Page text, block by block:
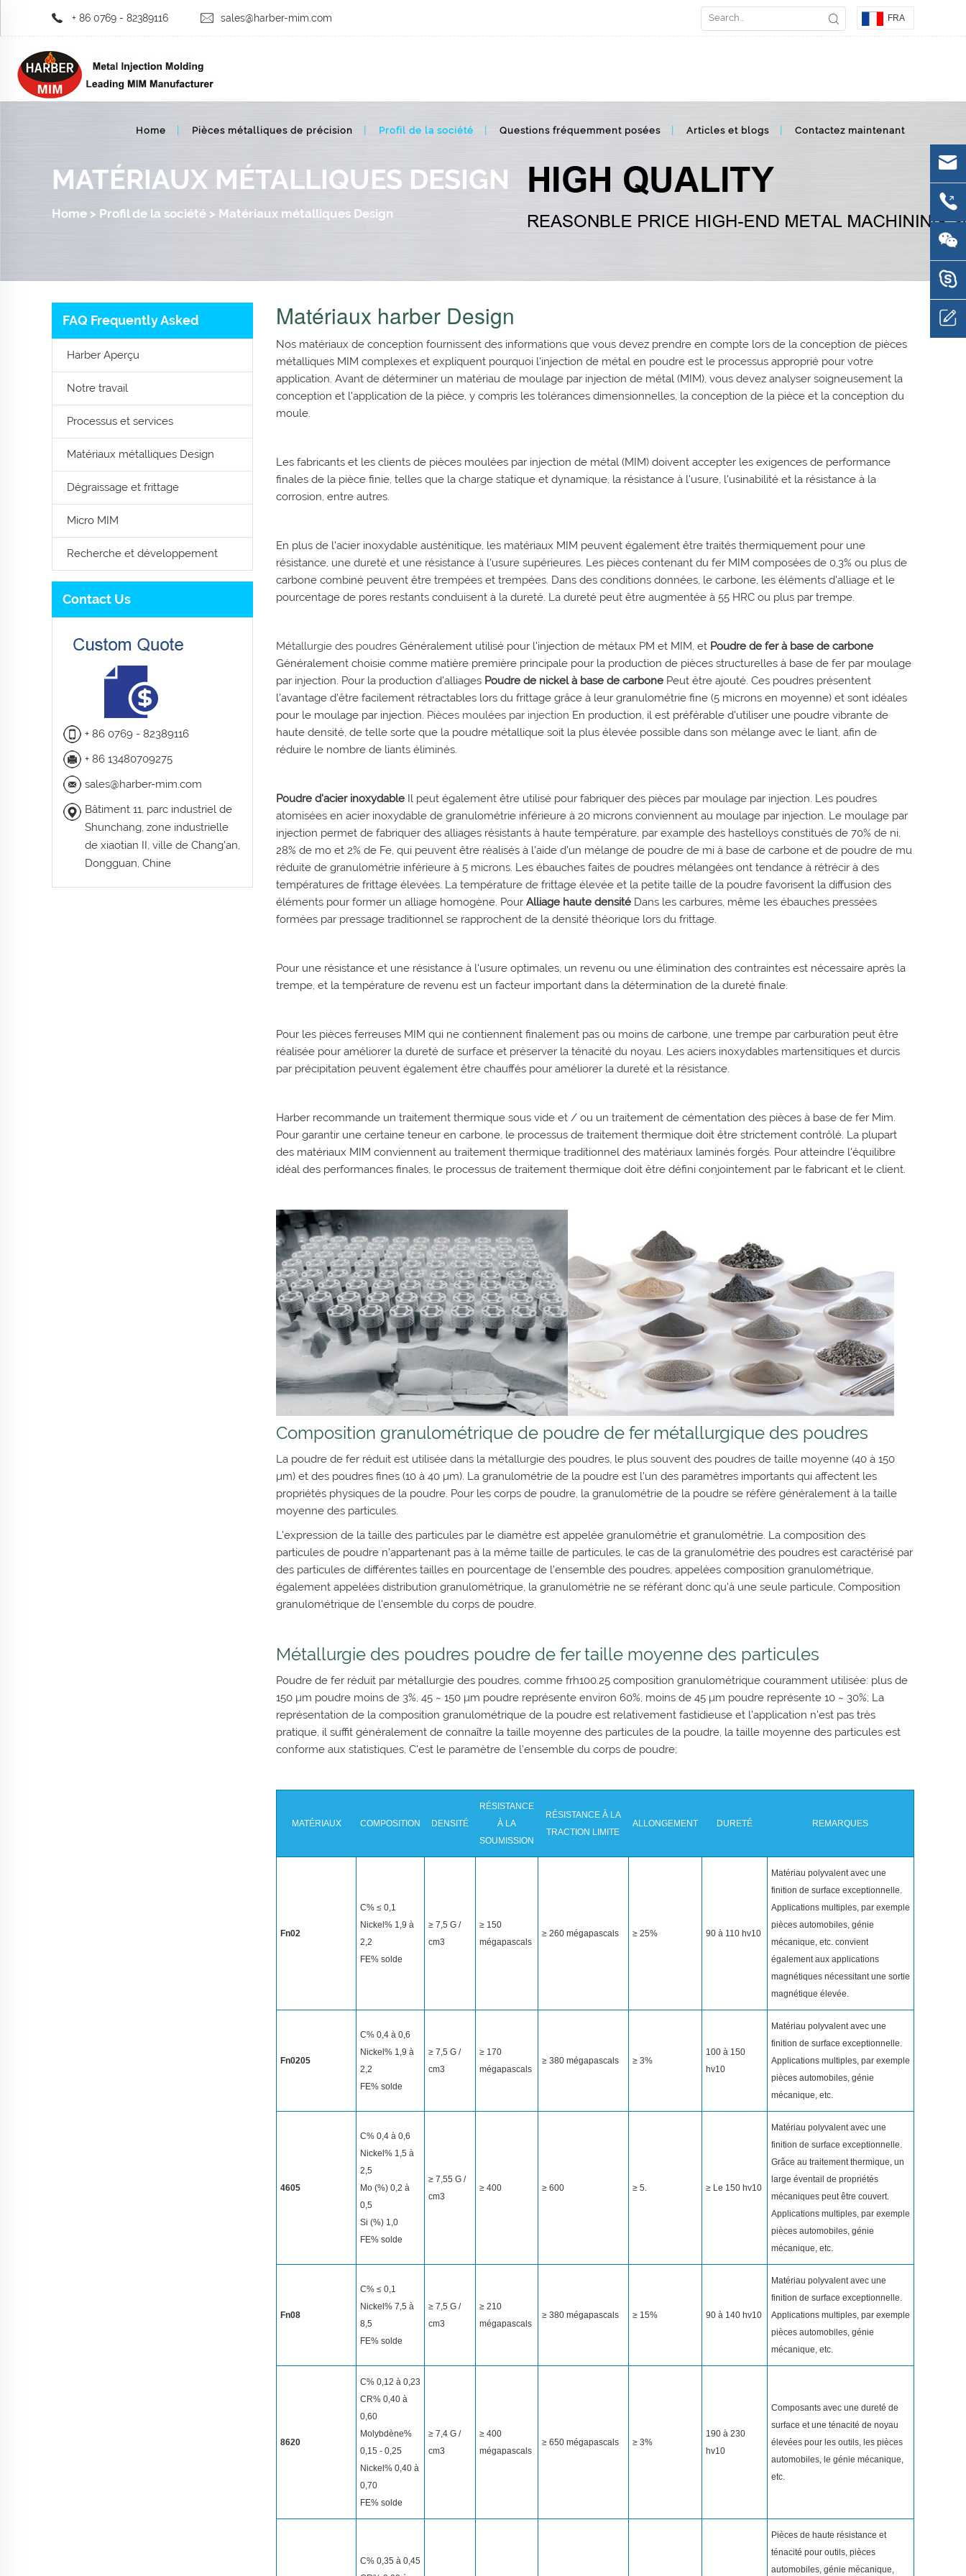
+ 86 0769 - 82389116 sales@harber-mim.com FRA
Home Pièces métalliques de précision Profil de la société Questions fréquemment posées Articles et blogs Contactez maintenant
MATÉRIAUX MÉTALLIQUES DESIGN
Home > Profil de la société > Matériaux métalliques Design
FAQ Frequently Asked
Harber Aperçu
Notre travail
Processus et services
Matériaux métalliques Design
Dégraissage et frittage
Micro MIM
Recherche et développement
Contact Us
+ 86 0769 - 82389116
+ 86 13480709275
sales@harber-mim.com
Bâtiment 11, parc industriel de
Shunchang, zone industrielle
de xiaotian II, ville de Chang'an,
Dongguan, Chine
Matériaux harber Design
Nos matériaux de conception fournissent des informations que vous devez prendre en compte lors de la conception de pièces
métalliques MIM complexes et expliquent pourquoi l'injection de métal en poudre est le processus approprié pour votre
application. Avant de déterminer un matériau de moulage par injection de métal (MIM), vous devez analyser soigneusement la
conception et l'application de la pièce, y compris les tolérances dimensionnelles, la conception de la pièce et la conception du
moule.
Les fabricants et les clients de pièces moulées par injection de métal (MIM) doivent accepter les exigences de performance
finales de la pièce finie, telles que la charge statique et dynamique, la résistance à l'usure, l'usinabilité et la résistance à la
corrosion, entre autres.
En plus de l'acier inoxydable austénitique, les matériaux MIM peuvent également être traités thermiquement pour une
résistance, une dureté et une résistance à l'usure supérieures. Les pièces contenant du fer MIM composées de 0,3% ou plus de
carbone combiné peuvent être trempées et trempées. Dans des conditions données, le carbone, les éléments d'alliage et le
pourcentage de pores restants conduisent à la dureté. La dureté peut être augmentée à 55 HRC ou plus par trempe.
Métallurgie des poudres Généralement utilisé pour l'injection de métaux PM et MIM, et Poudre de fer à base de carbone
Généralement choisie comme matière première principale pour la production de pièces structurelles à base de fer par moulage
par injection. Pour la production d'alliages Poudre de nickel à base de carbone Peut être ajouté. Ces poudres présentent
l'avantage d'être facilement rétractables lors du frittage grâce à leur granulométrie fine (5 microns en moyenne) et sont idéales
pour le moulage par injection. Pièces moulées par injection En production, il est préférable d'utiliser une poudre vibrante de
haute densité, de telle sorte que la poudre métallique soit la plus élevée possible dans son mélange avec le liant, afin de
réduire le nombre de liants éliminés.
Poudre d'acier inoxydable Il peut également être utilisé pour fabriquer des pièces par moulage par injection. Les poudres
atomisées en acier inoxydable de granulométrie inférieure à 20 microns conviennent au moulage par injection. Le moulage par
injection permet de fabriquer des alliages résistants à haute température, par example des hastelloys constitués de 70% de ni,
28% de mo et 2% de Fe, qui peuvent être réalisés à l'aide d'un mélange de poudre de mi à base de carbone et de poudre de mu
réduite de granulométrie inférieure à 5 microns. Les ébauches faites de poudres mélangées ont tendance à rétrécir à des
températures de frittage élevées. La température de frittage élevée et la petite taille de la poudre favorisent la diffusion des
éléments pour former un alliage homogène. Pour Alliage haute densité Dans les carbures, même les ébauches pressées
formées par pressage traditionnel se rapprochent de la densité théorique lors du frittage.
Pour une résistance et une résistance à l'usure optimales, un revenu ou une élimination des contraintes est nécessaire après la
trempe, et la température de revenu est un facteur important dans la détermination de la dureté finale.
Pour les pièces ferreuses MIM qui ne contiennent finalement pas ou moins de carbone, une trempe par carburation peut être
réalisée pour améliorer la dureté de surface et préserver la ténacité du noyau. Les aciers inoxydables martensitiques et durcis
par précipitation peuvent également être chauffés pour améliorer la dureté et la résistance.
Harber recommande un traitement thermique sous vide et / ou un traitement de cémentation des pièces à base de fer Mim.
Pour garantir une certaine teneur en carbone, le processus de traitement thermique doit être strictement contrôlé. La plupart
des matériaux MIM conviennent au traitement thermique traditionnel des matériaux laminés forgés. Pour atteindre l'équilibre
idéal des performances finales, le processus de traitement thermique doit être défini conjointement par le fabricant et le client.
Composition granulométrique de poudre de fer métallurgique des poudres
La poudre de fer réduit est utilisée dans la métallurgie des poudres, le plus souvent des poudres de taille moyenne (40 à 150
μm) et des poudres fines (10 à 40 μm). La granulométrie de la poudre est l'un des paramètres importants qui affectent les
propriétés physiques de la poudre. Pour les corps de poudre, la granulométrie de la poudre se réfère généralement à la taille
moyenne des particules.
L'expression de la taille des particules par le diamètre est appelée granulométrie et granulométrie. La composition des
particules de poudre n'appartenant pas à la même taille de particules, le cas de la granulométrie des poudres est caractérisé par
des particules de différentes tailles en pourcentage de l'ensemble des poudres, appelées composition granulométrique,
également appelées distribution granulométrique, la granulométrie ne se référant donc qu'à une seule particule, Composition
granulométrique de l'ensemble du corps de poudre.
Métallurgie des poudres poudre de fer taille moyenne des particules
Poudre de fer réduit par métallurgie des poudres, comme frh100.25 composition granulométrique couramment utilisée: plus de
150 μm poudre moins de 3%, 45 ~ 150 μm poudre représente environ 60%, moins de 45 μm poudre représente 10 ~ 30%; La
représentation de la composition granulométrique de la poudre est relativement fastidieuse et l'application n'est pas très
pratique, il suffit généralement de connaître la taille moyenne des particules de la poudre, la taille moyenne des particules est
conforme aux statistiques, C'est le paramètre de l'ensemble du corps de poudre;
MATÉRIAUX COMPOSITION DENSITÉ
RÉSISTANCE
À LA
SOUMISSION
RÉSISTANCE À LA
TRACTION LIMITE
ALLONGEMENT DURETÉ REMARQUES
Fn02
C% ≤ 0,1
Nickel% 1,9 à
2,2
FE% solde
≥ 7,5 G /
cm3
≥ 150
mégapascals
≥ 260 mégapascals ≥ 25% 90 à 110 hv10
Matériau polyvalent avec une
finition de surface exceptionnelle.
Applications multiples, par exemple
pièces automobiles, génie
mécanique, etc. convient
également aux applications
magnétiques nécessitant une sortie
magnétique élevée.
Fn0205
C% 0,4 à 0,6
Nickel% 1,9 à
2,2
FE% solde
≥ 7,5 G /
cm3
≥ 170
mégapascals
≥ 380 mégapascals ≥ 3%
100 à 150
hv10
Matériau polyvalent avec une
finition de surface exceptionnelle.
Applications multiples, par exemple
pièces automobiles, génie
mécanique, etc.
4605
C% 0,4 à 0,6
Nickel% 1,5 à
2,5
Mo (%) 0,2 à
0,5
Si (%) 1,0
FE% solde
≥ 7,55 G /
cm3
≥ 400 ≥ 600 ≥ 5. ≥ Le 150 hv10
Matériau polyvalent avec une
finition de surface exceptionnelle.
Grâce au traitement thermique, un
large éventail de propriétés
mécaniques peut être couvert.
Applications multiples, par exemple
pièces automobiles, génie
mécanique, etc.
Fn08
C% ≤ 0,1
Nickel% 7,5 à
8,5
FE% solde
≥ 7,5 G /
cm3
≥ 210
mégapascals
≥ 380 mégapascals ≥ 15% 90 à 140 hv10
Matériau polyvalent avec une
finition de surface exceptionnelle.
Applications multiples, par exemple
pièces automobiles, génie
mécanique, etc.
8620
C% 0,12 à 0,23
CR% 0,40 à
0,60
Molybdène%
0,15 - 0,25
Nickel% 0,40 à
0,70
FE% solde
≥ 7,4 G /
cm3
≥ 400
mégapascals
≥ 650 mégapascals ≥ 3%
190 à 230
hv10
Composants avec une dureté de
surface et une ténacité de noyau
élevées pour les outils, les pièces
automobiles, le génie mécanique,
etc.
C% 0,35 à 0,45
Pièces de haute résistance et
ténacité pour outils, pièces
automobiles, génie mécanique,